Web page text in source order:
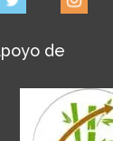
de